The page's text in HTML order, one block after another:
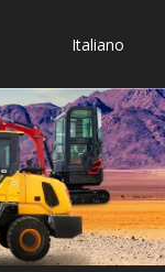
Italiano
Bahasa
indonesia
Türk dili
ไทย
Deutsch